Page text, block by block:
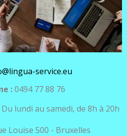
service.eu
:0494 77 88 76
Du lundi au samedi, de 8h à 20h
Louise 500 - Bruxelles